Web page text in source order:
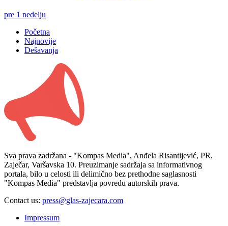
pre 1 nedelju
Početna
Najnovije
Dešavanja
Sva prava zadržana - "Kompas Media", Anđela Risantijević, PR,
Zaječar, Varšavska 10. Preuzimanje sadržaja sa informativnog
portala, bilo u celosti ili delimično bez prethodne saglasnosti
"Kompas Media" predstavlja povredu autorskih prava.
Contact us: press@glas-zajecara.com
Impressum